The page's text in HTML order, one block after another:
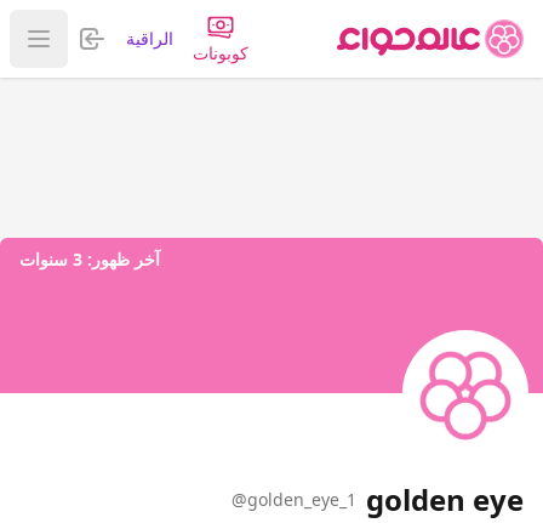
كوبونات
الراقية تسجيل
عرض
آخر ظهور: 3 سنوات
golden eye
@golden_eye_1